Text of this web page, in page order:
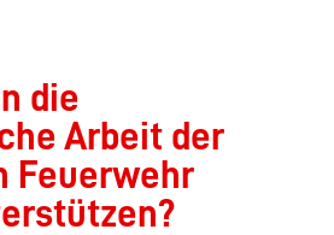
die
Arbeit der
Feuerwehr